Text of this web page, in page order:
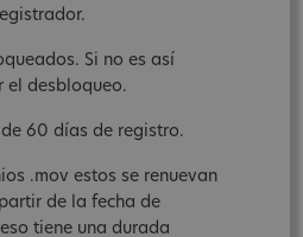
Si no es así
el desbloqueo.
60 días de registro.
.mov estos se renuevan
de la fecha de
tiene una durada